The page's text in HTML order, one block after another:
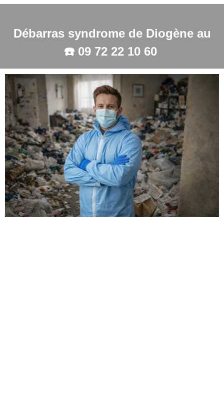
Débarras syndrome de Diogène au
☎️ 09 72 22 10 60